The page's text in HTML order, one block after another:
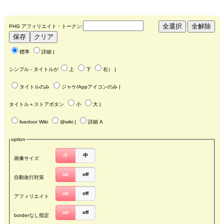
PHG アフィリエイト・トークン:
標準 詳細
シンプル - タイトルが 上 下 右） |
タイトルのみ ジャケ/Appアイコンのみ
タイトル＋ストアボタン 小 大
livedoor Wiki @wiki 詳細 A
option
画像サイズ
小 中
自動改行対策
on off
アフィリエイト
on off
borderなし指定
on off